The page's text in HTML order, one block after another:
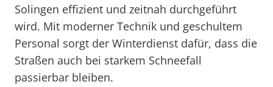
Solingen effizient und zeitnah durchgeführt
wird. Mit moderner Technik und geschultem
Personal sorgt der Winterdienst dafür, dass die
Straßen auch bei starkem Schneefall
passierbar bleiben.